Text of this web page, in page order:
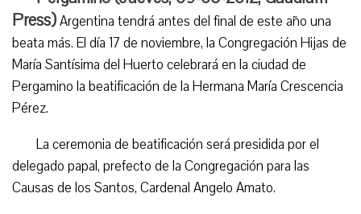
Press)Argentina tendrá antes del final de este año una
beata más. El día 17 de noviembre, la Congregación Hijas de
María Santísima del Huerto celebrará en la ciudad de
Pergamino la beatificación de la Hermana María Crescencia
Pérez.
La ceremonia de beatificación será presidida por el
delegado papal, prefecto de la Congregación para las
Causas de los Santos, Cardenal Angelo Amato.